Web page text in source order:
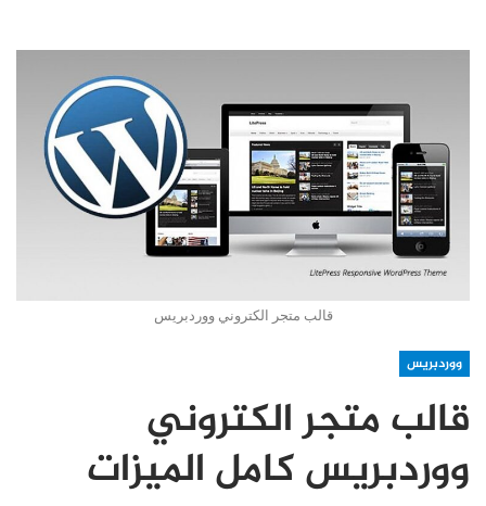
قالب متجر الكتروني ووردبريس
ووردبريس
قالب متجر الكتروني
ووردبريس كامل الميزات